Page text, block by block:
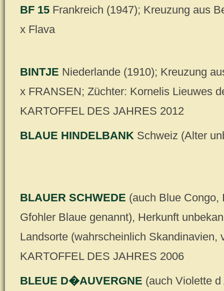
BF 15 Frankreich (1947); Kreuzung aus
x Flava
BINTJE Niederlande (1910); Kreuzung
x FRANSEN; Züchter: Kornelis Lieuwes
KARTOFFEL DES JAHRES 2012
BLAUE HINDELBANK Schweiz (Alter
BLAUER SCHWEDE (auch Blue Congo,
Gfohler Blaue genannt), Herkunft
Landsorte (wahrscheinlich Skandinavien,
KARTOFFEL DES JAHRES 2006
BLEUE D�AUVERGNE (auch Violette